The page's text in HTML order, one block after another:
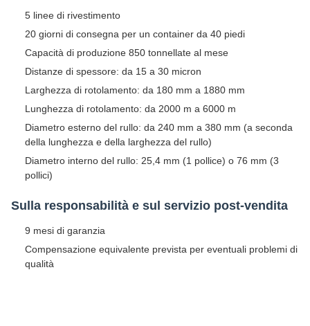
5 linee di rivestimento
20 giorni di consegna per un container da 40 piedi
Capacità di produzione 850 tonnellate al mese
Distanze di spessore: da 15 a 30 micron
Larghezza di rotolamento: da 180 mm a 1880 mm
Lunghezza di rotolamento: da 2000 m a 6000 m
Diametro esterno del rullo: da 240 mm a 380 mm (a seconda
della lunghezza e della larghezza del rullo)
Diametro interno del rullo: 25,4 mm (1 pollice) o 76 mm (3
pollici)
Sulla responsabilità e sul servizio post-vendita
9 mesi di garanzia
Compensazione equivalente prevista per eventuali problemi di
qualità